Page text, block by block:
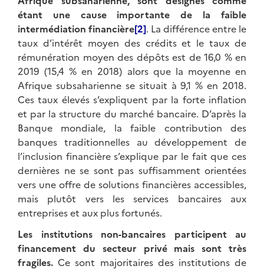
étant une cause importante de la faible
intermédiation financière[2]. La différence entre le
taux d’intérêt moyen des crédits et le taux de
rémunération moyen des dépôts est de 16,0 % en
2019 (15,4 % en 2018) alors que la moyenne en
Afrique subsaharienne se situait à 9,1 % en 2018.
Ces taux élevés s’expliquent par la forte inflation
et par la structure du marché bancaire. D’après la
Banque mondiale, la faible contribution des
banques traditionnelles au développement de
l’inclusion financière s’explique par le fait que ces
dernières ne se sont pas suffisamment orientées
vers une offre de solutions financières accessibles,
mais plutôt vers les services bancaires aux
entreprises et aux plus fortunés.
Les institutions non-bancaires participent au
financement du secteur privé mais sont très
fragiles. Ce sont majoritaires des institutions de